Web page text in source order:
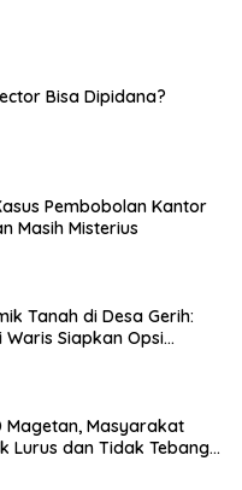
Bisa Dipidana?
Pembobolan Kantor
Masih Misterius
Tanah di Desa Gerih:
Waris Siapkan Opsi
Magetan, Masyarakat
Lurus dan Tidak Tebang